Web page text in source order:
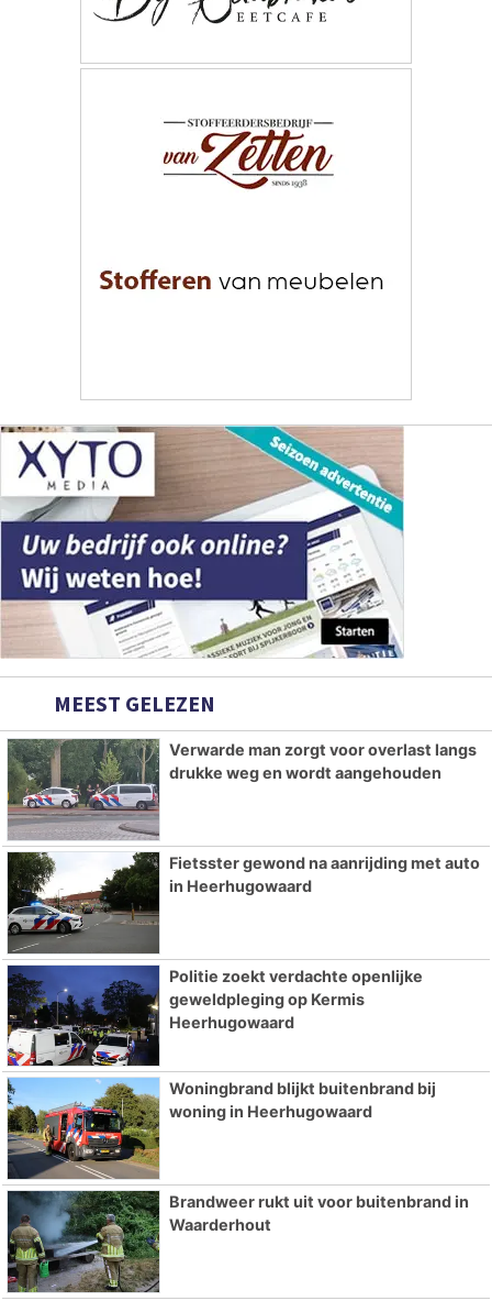
MEEST GELEZEN
Verwarde man zorgt voor overlast langs
drukke weg en wordt aangehouden
Fietsster gewond na aanrijding met auto
in Heerhugowaard
Politie zoekt verdachte openlijke
geweldpleging op Kermis
Heerhugowaard
Woningbrand blijkt buitenbrand bij
woning in Heerhugowaard
Brandweer rukt uit voor buitenbrand in
Waarderhout